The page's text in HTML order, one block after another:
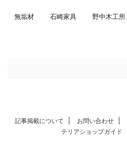
無垢材 石崎家具 野中木工所
記事掲載について お問い合わせ
テリアショップガイド